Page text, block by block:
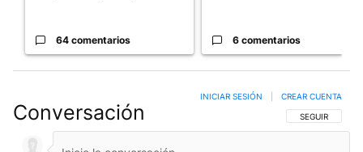
64 comentarios 6 comentarios
Conversación SIGA ESTA
SEGUIR
INICIAR SESIÓN CREAR CUENTA